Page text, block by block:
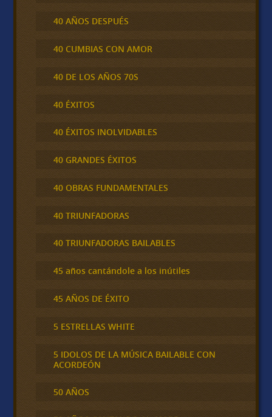
40 AÑOS DESPUÉS
40 CUMBIAS CON AMOR
40 DE LOS AÑOS 70S
40 ÉXITOS
40 ÉXITOS INOLVIDABLES
40 GRANDES ÉXITOS
40 OBRAS FUNDAMENTALES
40 TRIUNFADORAS
40 TRIUNFADORAS BAILABLES
45 años cantándole a los inútiles
45 AÑOS DE ÉXITO
5 ESTRELLAS WHITE
5 IDOLOS DE LA MÚSICA BAILABLE CON
ACORDEÓN
50 AÑOS